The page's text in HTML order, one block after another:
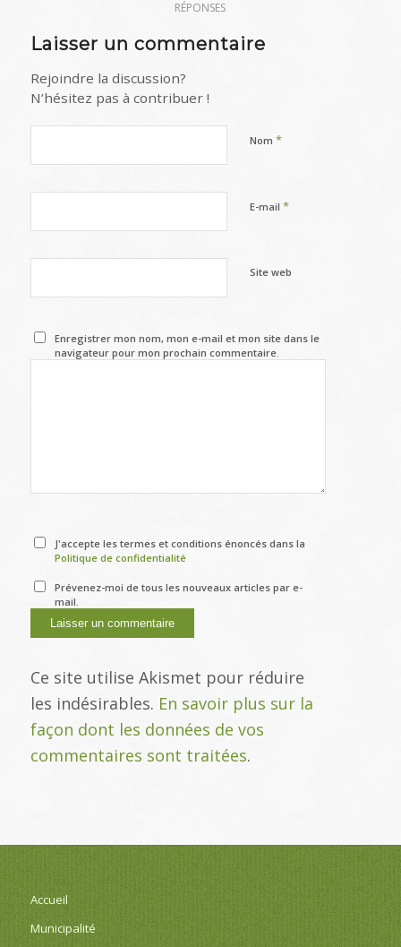
RÉPONSES
Laisser un commentaire
Rejoindre la discussion?
N’hésitez pas à contribuer !
Nom *
E-mail *
Site web
Enregistrer mon nom, mon e-mail et mon site dans le
navigateur pour mon prochain commentaire.
J'accepte les termes et conditions énoncés dans la
Politique de confidentialité
Prévenez-moi de tous les nouveaux articles par e-
mail.
Ce site utilise Akismet pour réduire
les indésirables. En savoir plus sur la
façon dont les données de vos
commentaires sont traitées.
Accueil
Municipalité